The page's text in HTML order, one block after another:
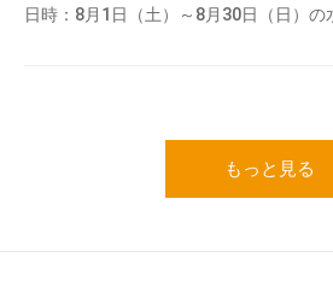
日時：8月1日（土）～8月30日（日）
もっと見る